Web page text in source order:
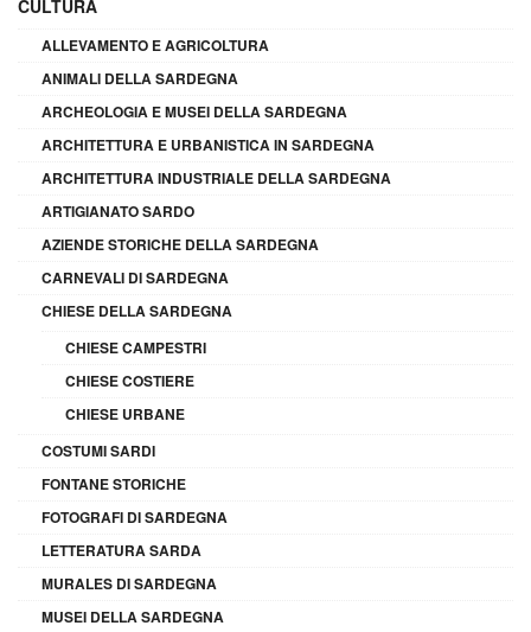
CULTURA
ALLEVAMENTO E AGRICOLTURA
ANIMALI DELLA SARDEGNA
ARCHEOLOGIA E MUSEI DELLA SARDEGNA
ARCHITETTURA E URBANISTICA IN SARDEGNA
ARCHITETTURA INDUSTRIALE DELLA SARDEGNA
ARTIGIANATO SARDO
AZIENDE STORICHE DELLA SARDEGNA
CARNEVALI DI SARDEGNA
CHIESE DELLA SARDEGNA
CHIESE CAMPESTRI
CHIESE COSTIERE
CHIESE URBANE
COSTUMI SARDI
FONTANE STORICHE
FOTOGRAFI DI SARDEGNA
LETTERATURA SARDA
MURALES DI SARDEGNA
MUSEI DELLA SARDEGNA